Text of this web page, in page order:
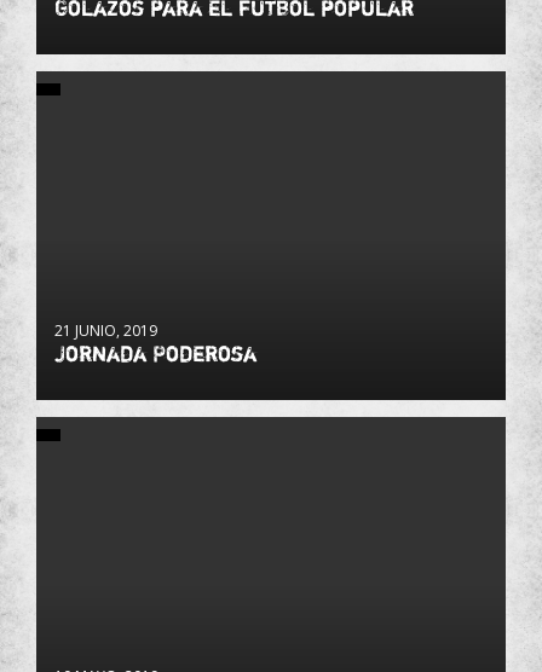
Golazos para el fútbol popular
21 JUNIO, 2019
Jornada Poderosa